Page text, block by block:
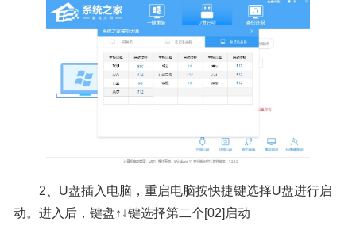
2、U盘插入电脑，重启电脑按快捷键选择U盘进行启
动。进入后，键盘↑↓键选择第二个[02]启动